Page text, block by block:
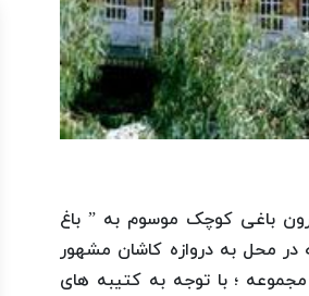
باغی کوچک موسوم به ” باغ
محل به دروازه کاشان مشهور
؛ با توجه به کتیبه های